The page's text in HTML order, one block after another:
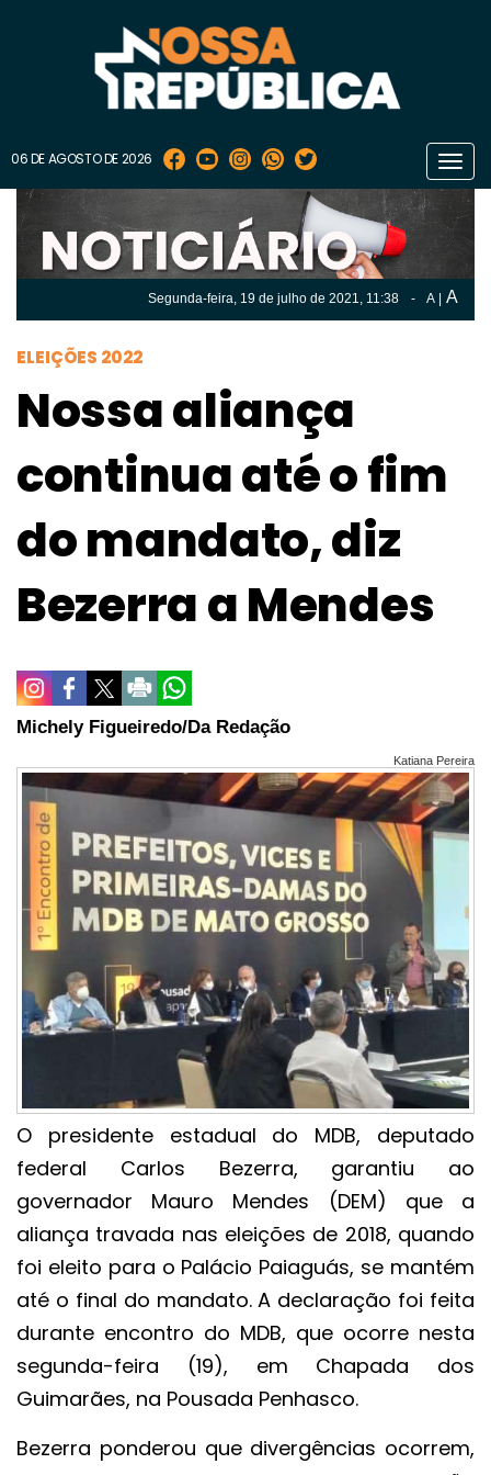
06 DE AGOSTO DE 2026
Segunda-feira, 19 de julho de 2021, 11:38 - A A
ELEIÇÕES 2022
Nossa aliança
continua até o fim
do mandato, diz
Bezerra a Mendes
Michely Figueiredo/Da Redação
Katiana Pereira
O presidente estadual do MDB, deputado
federal Carlos Bezerra, garantiu ao
governador Mauro Mendes (DEM) que a
aliança travada nas eleições de 2018, quando
foi eleito para o Palácio Paiaguás, se mantém
até o final do mandato. A declaração foi feita
durante encontro do MDB, que ocorre nesta
segunda-feira (19), em Chapada dos
Guimarães, na Pousada Penhasco.
Bezerra ponderou que divergências ocorrem,